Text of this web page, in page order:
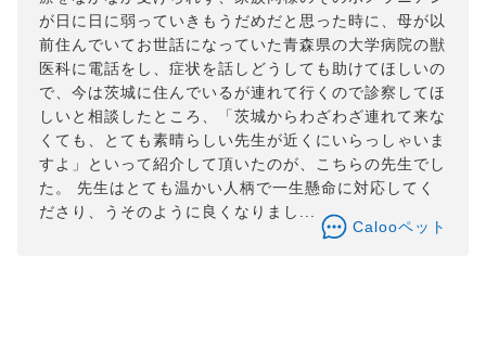
が日に日に弱っていきもうだめだと思った時に、母が以
前住んでいてお世話になっていた青森県の大学病院の獣
医科に電話をし、症状を話しどうしても助けてほしいの
で、今は茨城に住んでいるが連れて行くので診察してほ
しいと相談したところ、「茨城からわざわざ連れて来な
くても、とても素晴らしい先生が近くにいらっしゃいま
すよ」といって紹介して頂いたのが、こちらの先生でし
た。 先生はとても温かい人柄で一生懸命に対応してく
ださり、うそのように良くなりまし...
Calooペット